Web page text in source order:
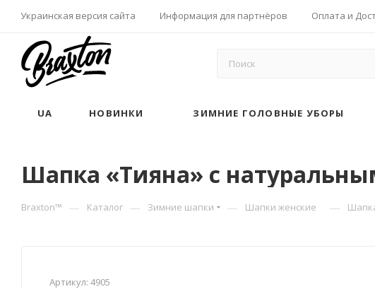
Украинская версия сайта Информация для партнёров Оплата и
UA НОВИНКИ ЗИМНИЕ ГОЛОВНЫЕ УБОРЫ
Шапка «Тияна» с
Braxton™ — Каталог — Зимние шапки — Шапки женские —
Артикул: 4905